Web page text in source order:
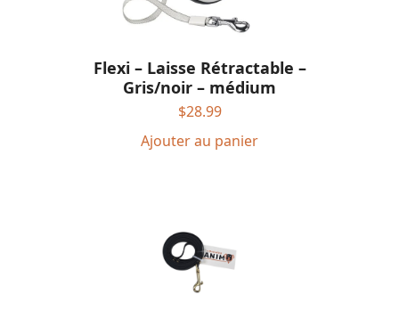
Flexi – Laisse Rétractable –
Gris/noir – médium
$28.99
Ajouter au panier